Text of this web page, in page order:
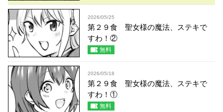
2026/05/25
第２９食 聖女様の魔法、ステキで
すわ！②
無料
2026/05/18
第２９食 聖女様の魔法、ステキで
すわ！①
無料